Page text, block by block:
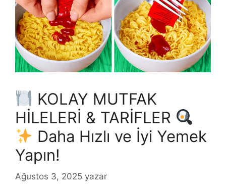
KOLAY MUTFAK
HİLELERİ & TARİFLER
Daha Hızlı ve İyi Yemek
Yapın!
Ağustos 3, 2025 yazar